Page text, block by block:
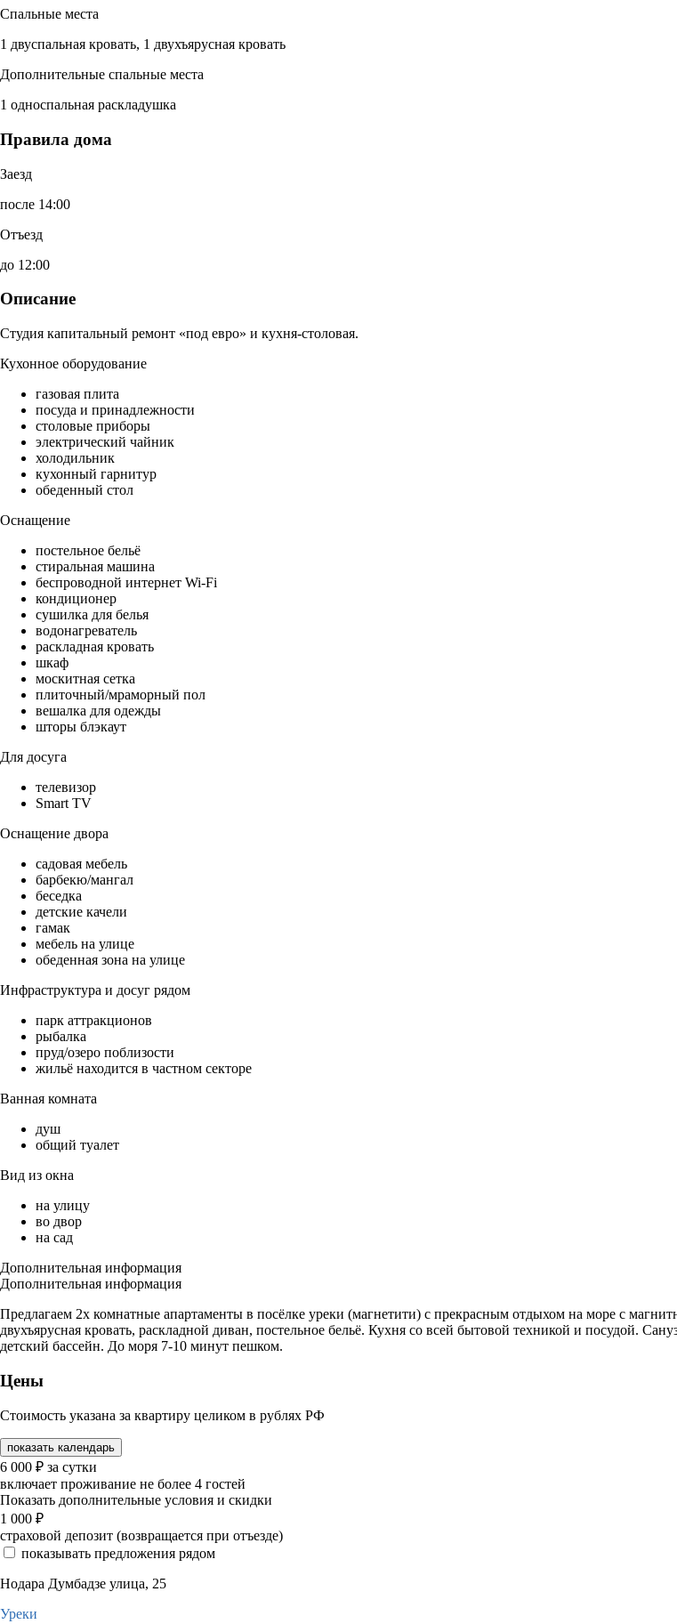
Спальные места
1 двуспальная кровать, 1 двухъярусная кровать
Дополнительные спальные места
1 односпальная раскладушка
Правила дома
Заезд
после 14:00
Отъезд
до 12:00
Описание
Студия капитальный ремонт «под евро» и кухня-столовая.
Кухонное оборудование
газовая плита
посуда и принадлежности
столовые приборы
электрический чайник
холодильник
кухонный гарнитур
обеденный стол
Оснащение
постельное бельё
стиральная машина
беспроводной интернет Wi-Fi
кондиционер
сушилка для белья
водонагреватель
раскладная кровать
шкаф
москитная сетка
плиточный/мраморный пол
вешалка для одежды
шторы блэкаут
Для досуга
телевизор
Smart TV
Оснащение двора
садовая мебель
барбекю/мангал
беседка
детские качели
гамак
мебель на улице
обеденная зона на улице
Инфраструктура и досуг рядом
парк аттракционов
рыбалка
пруд/озеро поблизости
жильё находится в частном секторе
Ванная комната
душ
общий туалет
Вид из окна
на улицу
во двор
на сад
Дополнительная информация
Дополнительная информация
Предлагаем 2х комнатные апартаменты в посёлке уреки (магнетити) с прекрасным отдыхом на море с
двухъярусная кровать, раскладной диван, постельное бельё. Кухня со всей бытовой техникой и посудой.
детский бассейн. До моря 7-10 минут пешком.
Цены
Стоимость указана за квартиру целиком в рублях РФ
показать календарь
6 000 ₽ за сутки
включает проживание не более 4 гостей
Показать дополнительные условия и скидки
1 000 ₽
страховой депозит (возвращается при отъезде)
показывать предложения рядом
Нодара Думбадзе улица, 25
Уреки